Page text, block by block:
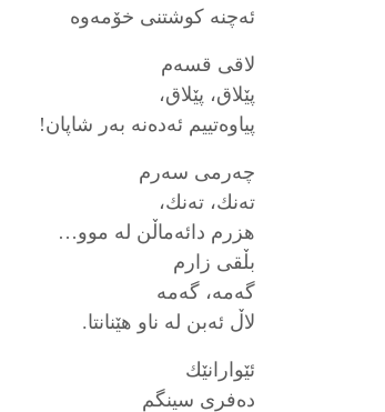
ئه‌چنه‌ كوشتنی خۆمه‌وه‌
لاقی قسه‌م
پێلاق، پێلاق،
پیاوه‌تییم ئه‌ده‌نه‌ به‌ر شاپان!
چه‌رمی سه‌رم
ته‌نك، ته‌نك،
هزرم دائه‌ماڵن له‌ موو…
بڵقی زارم
گه‌مه‌، گه‌مه‌
لاڵ ئه‌بن له‌ ناو هێنانتا.
ئێوارانێك
ده‌فری سینگم